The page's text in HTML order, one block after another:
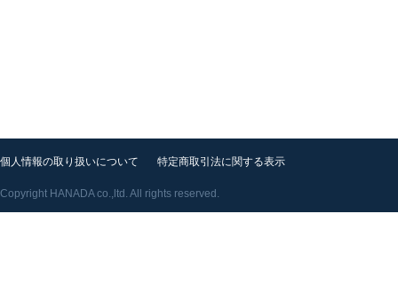
個人情報の取り扱いについて 特定商取引法に関する表示
Copyright HANADA co.,ltd. All rights reserved.